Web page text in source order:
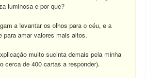
luminosa e por que?
a levantar os olhos para o céu, e a
para amar valores mais altos.
muito sucinta demais pela minha
cerca de 400 cartas a responder).